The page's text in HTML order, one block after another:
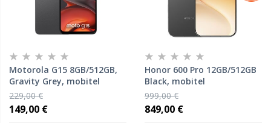
Motorola G15 8GB/512GB,
Gravity Grey, mobitel
229,00 €
149,00 €
Honor 600 Pro 12GB/512GB
Black, mobitel
999,00 €
849,00 €